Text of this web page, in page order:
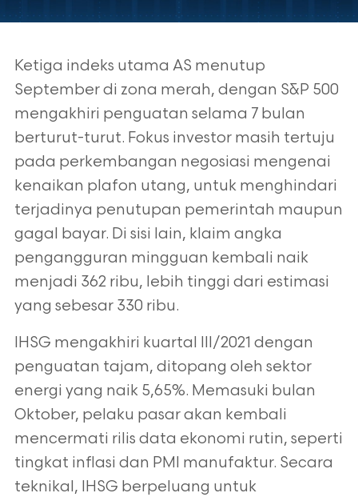
Ketiga indeks utama AS menutup
September di zona merah, dengan S&P 500
mengakhiri penguatan selama 7 bulan
berturut-turut. Fokus investor masih tertuju
pada perkembangan negosiasi mengenai
kenaikan plafon utang, untuk menghindari
terjadinya penutupan pemerintah maupun
gagal bayar. Di sisi lain, klaim angka
pengangguran mingguan kembali naik
menjadi 362 ribu, lebih tinggi dari estimasi
yang sebesar 330 ribu.
IHSG mengakhiri kuartal III/2021 dengan
penguatan tajam, ditopang oleh sektor
energi yang naik 5,65%. Memasuki bulan
Oktober, pelaku pasar akan kembali
mencermati rilis data ekonomi rutin, seperti
tingkat inflasi dan PMI manufaktur. Secara
teknikal, IHSG berpeluang untuk